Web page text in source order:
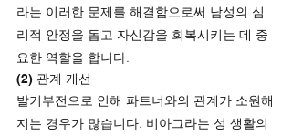
라는 이러한 문제를 해결함으로써 남성의 심
리적 안정을 돕고 자신감을 회복시키는 데 중
요한 역할을 합니다.
(2) 관계 개선
발기부전으로 인해 파트너와의 관계가 소원해
지는 경우가 많습니다. 비아그라는 성 생활의